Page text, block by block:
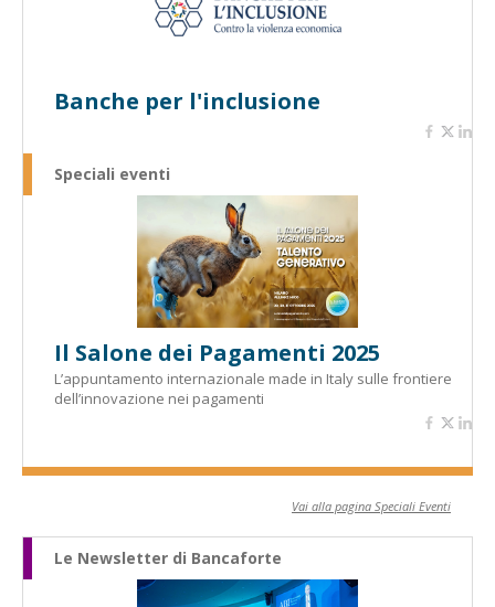
Banche per l'inclusione
Speciali eventi
Il Salone dei Pagamenti 2025
L’appuntamento internazionale made in Italy sulle frontiere
dell’innovazione nei pagamenti
Vai alla pagina Speciali Eventi
Le Newsletter di Bancaforte